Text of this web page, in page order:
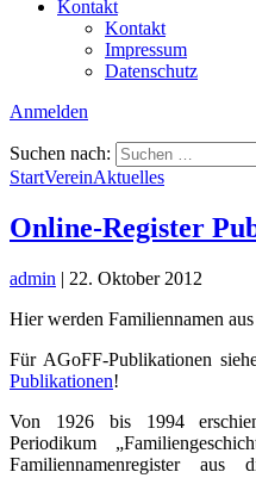
Kontakt
Kontakt
Impressum
Datenschutz
Anmelden
Suchen nach:
StartVereinAktuelles
Online-Register
admin | 22. Oktober 2012
Hier werden Familiennamen
Für AGoFF-Publikationen
Publikationen!
Von 1926 bis 1994
Periodikum
Familiennamenregister aus